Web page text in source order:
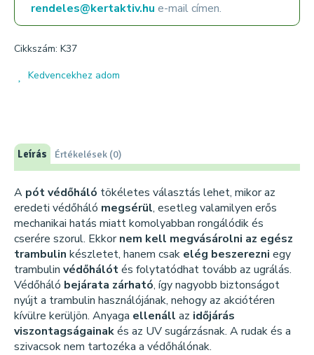
rendeles@kertaktiv.hu e-mail címen.
Cikkszám: K37
Kedvencekhez adom
Leírás Értékelések (0)
A pót védőháló tökéletes választás lehet, mikor az
eredeti védőháló megsérül, esetleg valamilyen erős
mechanikai hatás miatt komolyabban rongálódik és
cserére szorul. Ekkornem kell megvásárolni az egész
trambulin készletet, hanem csak elég beszerezni egy
trambulin védőhálótés folytatódhat tovább az ugrálás.
Védőháló bejárata zárható, így nagyobb biztonságot
nyújt a trambulin használójának, nehogy az akciótéren
kívülre kerüljön. Anyaga ellenáll az időjárás
viszontagságainakés az UV sugárzásnak. A rudak és a
szivacsok nem tartozéka a védőhálónak.